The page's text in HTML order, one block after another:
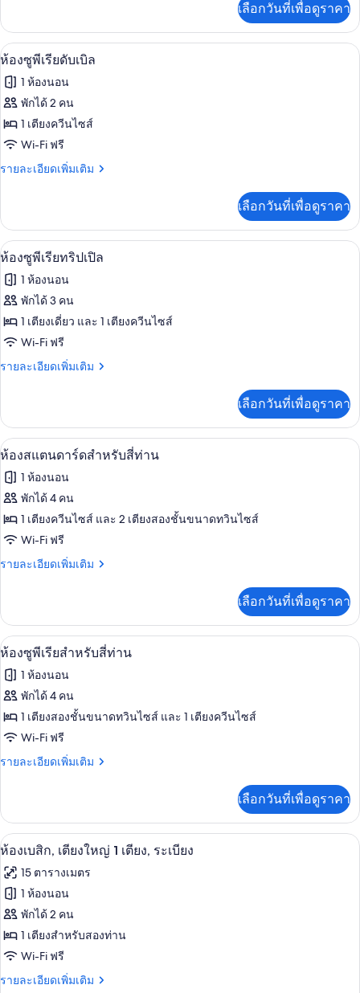
มิ
ก
สำหรับ
สี่
ท่าน
เกี่ยว
กับ
ห้อง
โน
รา
ก
สำหรับ
ท่าน
เลือกวันที่เพื่อดูราคา
เปิด
ภาพถ่าย
ทั้งหมด
ของ
ห้อง
ซู
เรียดั
บเบิล
มินิบาร์, โต๊ะทำงาน, Wi-Fi ฟรี, ผ้าปูที่นอ
1
ห้องซูพีเรียดับเบิล
1 ห้องนอน
พักได้ 2 คน
1 เตียงควีนไซส์
Wi-Fi ฟรี
รายละเอียดเพิ่มเติม
ราย
เกี่ยว
กับ
ห้อง
พี
เรียดั
เลือกวันที่เพื่อดูราคา
เปิด
ภาพถ่าย
ทั้งหมด
ของ
ห้อง
ซู
เรีย
ทริปเปิล
ห้องซูพีเรียทริปเปิล | มินิบาร์, โต๊ะทำง
1
ห้องซูพีเรียทริปเปิล
1 ห้องนอน
พักได้ 3 คน
1 เตียงเดี่ยว และ 1 เตียงควีนไซส์
Wi-Fi ฟรี
รายละเอียดเพิ่มเติม
ราย
เกี่ยว
กับ
ห้อง
พี
เรีย
ทริปเปิล
เลือกวันที่เพื่อดูราคา
เปิด
ภาพถ่าย
ทั้งหมด
ของ
ห้อง
สแตนดาร์ด
สี่
ท่าน
มินิบาร์, โต๊ะทำงาน, Wi-Fi ฟรี, ผ้าปูที่นอ
1
ห้องสแตนดาร์ดสำหรับสี่ท่าน
1 ห้องนอน
พักได้ 4 คน
1 เตียงควีนไซส์ และ 2 เตียงสองชั้นขนาดทวินไซส์
Wi-Fi ฟรี
รายละเอียดเพิ่มเติม
ราย
เกี่ยว
กับ
ห้อง
สแตนดาร์ด
สำหรับ
สี่
เลือกวันที่เพื่อดูราคา
เปิด
ภาพถ่าย
ทั้งหมด
ของ
ห้อง
ซู
เรีย
สำหรับ
สี่
ท่าน
มินิบาร์, โต๊ะทำงาน, Wi-Fi ฟรี, ผ้าปูที่นอ
1
ห้องซูพีเรียสำหรับสี่ท่าน
1 ห้องนอน
พักได้ 4 คน
1 เตียงสองชั้นขนาดทวินไซส์ และ 1 เตียงควีนไซส์
Wi-Fi ฟรี
รายละเอียดเพิ่มเติม
ราย
เกี่ยว
กับ
ห้อง
พี
เรีย
สำหรับ
สี่
ท่าน
เลือกวันที่เพื่อดูราคา
เปิด
ภาพถ่าย
ทั้งหมด
ของ
ห้อง
เบสิ
ก,
มินิบาร์, โต๊ะทำงาน, Wi-Fi ฟรี, ผ้าปูที่นอ
1
ห้องเบสิก, เตียงใหญ่ 1 เตียง, ระเบียง
15 ตารางเมตร
1 ห้องนอน
พักได้ 2 คน
1 เตียงสำหรับสองท่าน
Wi-Fi ฟรี
รายละเอียดเพิ่มเติม
ราย